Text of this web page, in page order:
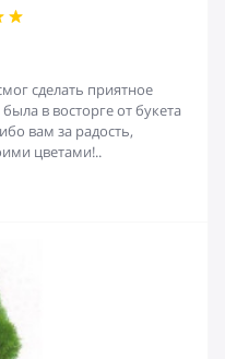
сделать приятное
в восторге от букета
вам за радость,
цветами!..